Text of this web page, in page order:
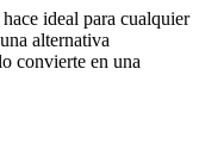
ideal para cualquier
alternativa
convierte en una